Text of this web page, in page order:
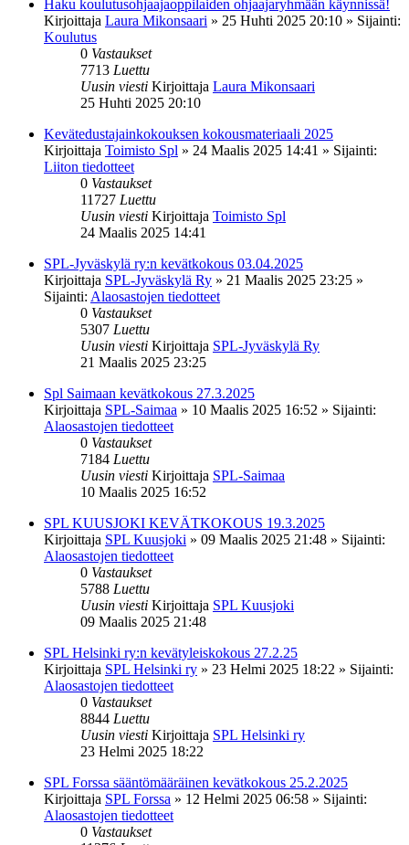
Haku koulutusohjaajaoppilaiden ohjaajaryhmään käynnissä!
Kirjoittaja Laura Mikonsaari » 25 Huhti 2025 20:10 » Sijainti:
Koulutus
0 Vastaukset
7713 Luettu
Uusin viesti Kirjoittaja Laura Mikonsaari
25 Huhti 2025 20:10
Kevätedustajainkokouksen kokousmateriaali 2025
Kirjoittaja Toimisto Spl » 24 Maalis 2025 14:41 » Sijainti:
Liiton tiedotteet
0 Vastaukset
11727 Luettu
Uusin viesti Kirjoittaja Toimisto Spl
24 Maalis 2025 14:41
SPL-Jyväskylä ry:n kevätkokous 03.04.2025
Kirjoittaja SPL-Jyväskylä Ry » 21 Maalis 2025 23:25 »
Sijainti: Alaosastojen tiedotteet
0 Vastaukset
5307 Luettu
Uusin viesti Kirjoittaja SPL-Jyväskylä Ry
21 Maalis 2025 23:25
Spl Saimaan kevätkokous 27.3.2025
Kirjoittaja SPL-Saimaa » 10 Maalis 2025 16:52 » Sijainti:
Alaosastojen tiedotteet
0 Vastaukset
7184 Luettu
Uusin viesti Kirjoittaja SPL-Saimaa
10 Maalis 2025 16:52
SPL KUUSJOKI KEVÄTKOKOUS 19.3.2025
Kirjoittaja SPL Kuusjoki » 09 Maalis 2025 21:48 » Sijainti:
Alaosastojen tiedotteet
0 Vastaukset
5788 Luettu
Uusin viesti Kirjoittaja SPL Kuusjoki
09 Maalis 2025 21:48
SPL Helsinki ry:n kevätyleiskokous 27.2.25
Kirjoittaja SPL Helsinki ry » 23 Helmi 2025 18:22 » Sijainti:
Alaosastojen tiedotteet
0 Vastaukset
8844 Luettu
Uusin viesti Kirjoittaja SPL Helsinki ry
23 Helmi 2025 18:22
SPL Forssa sääntömääräinen kevätkokous 25.2.2025
Kirjoittaja SPL Forssa » 12 Helmi 2025 06:58 » Sijainti:
Alaosastojen tiedotteet
0 Vastaukset